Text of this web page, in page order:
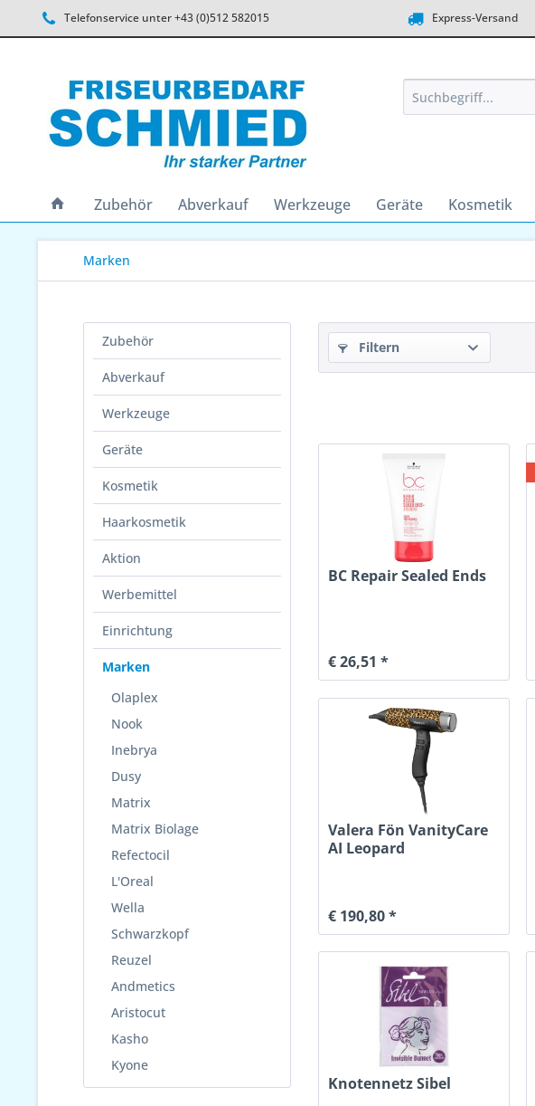
Telefonservice unter +43 (0)512 582015 Express-Versand
Zubehör Abverkauf Werkzeuge Geräte Kosmetik
Marken
Zubehör
Abverkauf
Werkzeuge
Geräte
Kosmetik
Haarkosmetik
Aktion
Werbemittel
Einrichtung
Marken
Olaplex
Nook
Inebrya
Dusy
Matrix
Matrix Biolage
Refectocil
L'Oreal
Wella
Schwarzkopf
Reuzel
Andmetics
Aristocut
Kasho
Kyone
Filtern
BC Repair Sealed Ends
€ 26,51 *
Valera Fön VanityCare
AI Leopard
€ 190,80 *
Knotennetz Sibel